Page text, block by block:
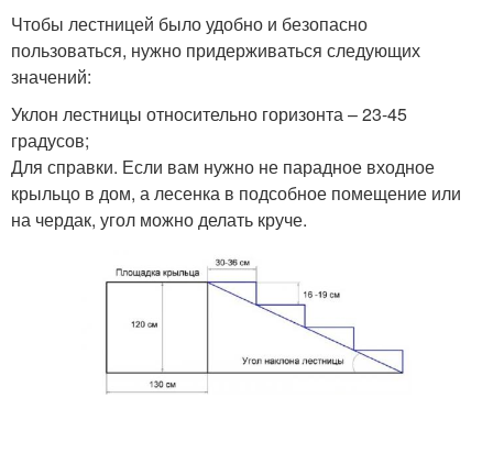
Чтобы лестницей было удобно и безопасно
пользоваться, нужно придерживаться следующих
значений:
Уклон лестницы относительно горизонта – 23-45
градусов;
Для справки. Если вам нужно не парадное входное
крыльцо в дом, а лесенка в подсобное помещение или
на чердак, угол можно делать круче.